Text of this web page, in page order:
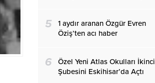
5
1 aydır aranan Özgür Evren
Öziş’ten acı haber
6
Özel Yeni Atlas Okulları İkinci
Şubesini Eskihisar’da Açtı